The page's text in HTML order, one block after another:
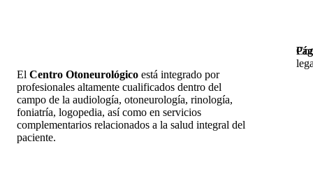
El Centro Otoneurológico está integrado por
profesionales altamente cualificados dentro del
campo de la audiología, otoneurología, rinología,
foniatría, logopedia, así como en servicios
complementarios relacionados a la salud integral del
paciente.